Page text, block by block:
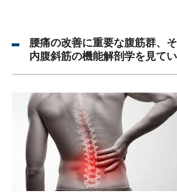
腰痛の改善に重要な腹筋群、
内腹斜筋の機能解剖学を見て